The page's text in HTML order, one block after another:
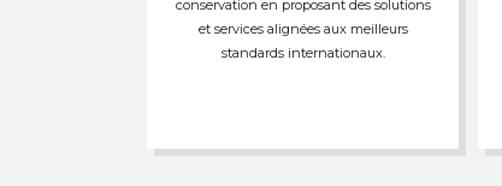
conservation en proposant des solutions
et services alignées aux meilleurs
standards internationaux.